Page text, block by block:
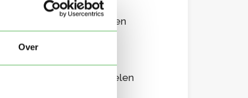
Over
Eenvoudig aanmelden
Snel in contact
Overzichtelijke profielen